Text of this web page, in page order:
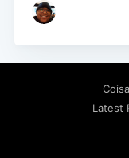
Latest